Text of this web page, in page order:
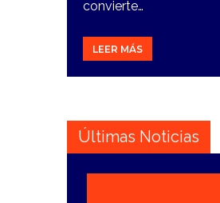
convierte…
LEER MÁS
Últimas Noticias